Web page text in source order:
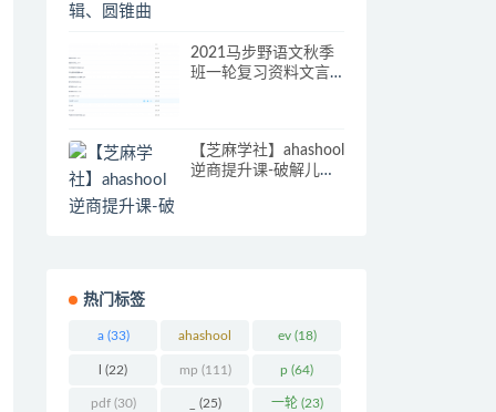
2021马步野语文秋季
班一轮复习资料文言
【芝麻学社】ahashool
逆商提升课-破解儿童
热门标签
a(33) ahashool
(29)
ev(18)
(22) mp (111) p (64)
pdf(30) (25) 一轮(23)